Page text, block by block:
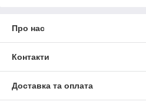
Про нас
Контакти
Доставка та оплата